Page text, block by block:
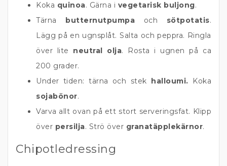
Koka quinoa. Gärna i vegetarisk buljong.
Tärna butternutpumpa och sötpotatis.
Lägg på en ugnsplåt. Salta och peppra. Ringla
över lite neutral olja. Rosta i ugnen på ca
200 grader.
Under tiden: tärna och stek halloumi.
Koka
sojabönor.
Varva allt ovan på ett stort serveringsfat. Klipp
över persilja. Strö över granatäpplekärnor.
Chipotledressing